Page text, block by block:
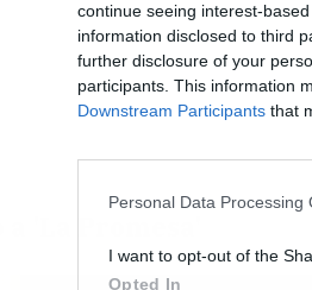
continue seeing interest-
information disclosed to third
further disclosure of your
participants. This information
Downstream Participants that
Personal Data Processing
I want to opt-out of the
Opted In
'La Promesa'